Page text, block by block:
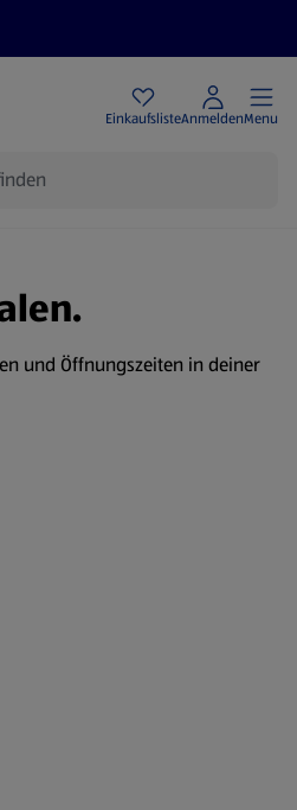
EinkaufslisteAnmeldenMenu
und Öffnungszeiten in deiner